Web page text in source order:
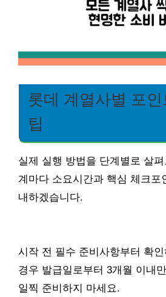
롯데 계열사별 포
팁
실제 실행 방법을 단계별로 살
계마다 소요시간과 핵심 체크포
내하겠습니다.
시작 전 필수 준비사항부터 확
경우 발급일로부터 3개월 이내
일찍 준비하지 마세요.